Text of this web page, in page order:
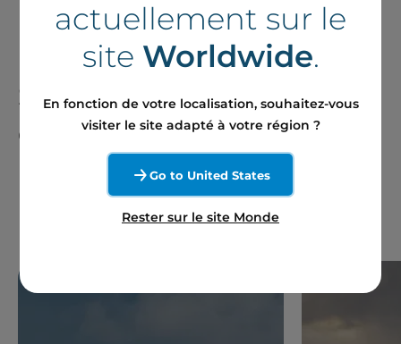
Suivre notre actualité
en France et à
l'international
actuellement sur le
site Worldwide.
En fonction de votre localisation, souhaitez-vous
visiter le site adapté à votre région ?
Go to United States
Rester sur le site Monde